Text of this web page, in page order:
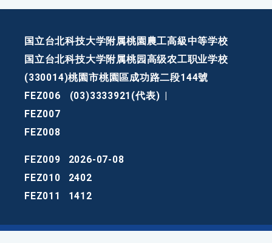
国立台北科技大学附属桃園農工高級中等学校
国立台北科技大学附属桃园高级农工职业学校
(330014)桃園市桃園區成功路二段144號
FEZ006
(03)3333921(代表)
FEZ007
FEZ008
FEZ009
2026-07-08
FEZ010
2402
FEZ011
1412